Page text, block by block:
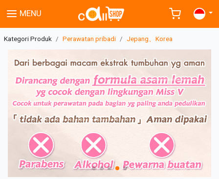
MENU
Kategori Produk Perawatan pribadi Jepang、Korea